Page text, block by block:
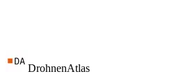
DrohnenAtlas